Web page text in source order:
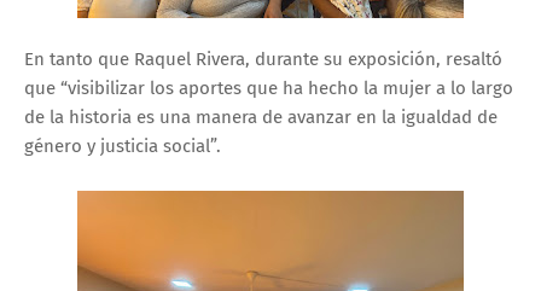
En tanto que Raquel Rivera, durante su exposición, resaltó
que “visibilizar los aportes que ha hecho la mujer a lo largo
de la historia es una manera de avanzar en la igualdad de
género y justicia social”.